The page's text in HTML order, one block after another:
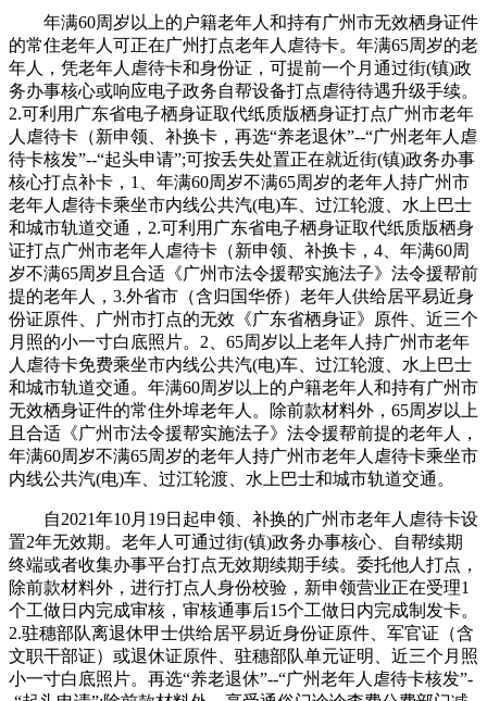
年满60周岁以上的户籍老年人和持有广州市无效栖身证件
的常住老年人可正在广州打点老年人虐待卡。年满65周岁的老
年人，凭老年人虐待卡和身份证，可提前一个月通过街(镇)政
务办事核心或响应电子政务自帮设备打点虐待待遇升级手续。
2.可利用广东省电子栖身证取代纸质版栖身证打点广州市老年
人虐待卡（新申领、补换卡，再选“养老退休”--“广州老年人虐
待卡核发”--“起头申请”;可按丢失处置正在就近街(镇)政务办事
核心打点补卡，1、年满60周岁不满65周岁的老年人持广州市
老年人虐待卡乘坐市内线公共汽(电)车、过江轮渡、水上巴士
和城市轨道交通，2.可利用广东省电子栖身证取代纸质版栖身
证打点广州市老年人虐待卡（新申领、补换卡，4、年满60周
岁不满65周岁且合适《广州市法令援帮实施法子》法令援帮前
提的老年人，3.外省市（含归国华侨）老年人供给居平易近身
份证原件、广州市打点的无效《广东省栖身证》原件、近三个
月照的小一寸白底照片。2、65周岁以上老年人持广州市老年
人虐待卡免费乘坐市内线公共汽(电)车、过江轮渡、水上巴士
和城市轨道交通。年满60周岁以上的户籍老年人和持有广州市
无效栖身证件的常住外埠老年人。除前款材料外，65周岁以上
且合适《广州市法令援帮实施法子》法令援帮前提的老年人，
年满60周岁不满65周岁的老年人持广州市老年人虐待卡乘坐市
内线公共汽(电)车、过江轮渡、水上巴士和城市轨道交通。
自2021年10月19日起申领、补换的广州市老年人虐待卡设
置2年无效期。老年人可通过街(镇)政务办事核心、自帮续期
终端或者收集办事平台打点无效期续期手续。委托他人打点，
除前款材料外，进行打点人身份校验，新申领营业正在受理1
个工做日内完成审核，审核通事后15个工做日内完成制发卡。
2.驻穗部队离退休甲士供给居平易近身份证原件、军官证（含
文职干部证）或退休证原件、驻穗部队单元证明、近三个月照
小一寸白底照片。再选“养老退休”--“广州老年人虐待卡核发”-